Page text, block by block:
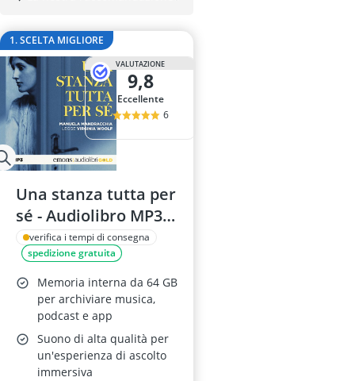
1. SCELTA MIGLIORE
VALUTAZIONE
9,8
Eccellente
6
Una stanza tutta per
sé - Audiolibro MP3
con Manuela
Mandracchia
verifica i tempi di consegna
spedizione gratuita
Memoria interna da 64 GB
per archiviare musica,
podcast e app
Suono di alta qualità per
un'esperienza di ascolto
immersiva